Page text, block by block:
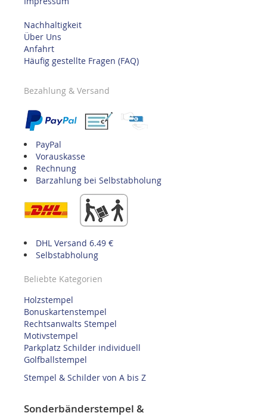
Nachhaltigkeit
Über Uns
Anfahrt
Häufig gestellte Fragen (FAQ)
Bezahlung & Versand
PayPal
Vorauskasse
Rechnung
Barzahlung bei Selbstabholung
DHL Versand 6.49 €
Selbstabholung
Beliebte Kategorien
Holzstempel
Bonuskartenstempel
Rechtsanwalts Stempel
Motivstempel
Parkplatz Schilder individuell
Golfballstempel
Stempel & Schilder von A bis Z
Sonderbänderstempel &